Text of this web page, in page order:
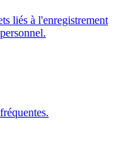
liés à l'enregistrement